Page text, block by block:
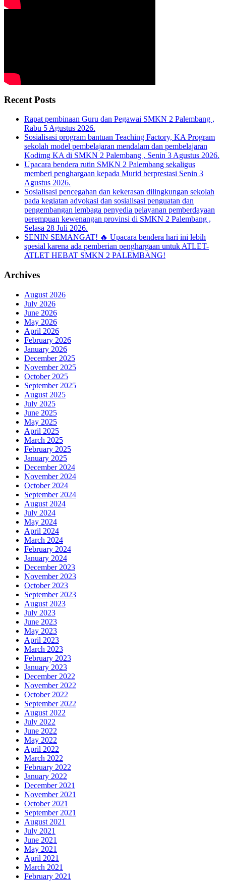
Recent Posts
Rapat pembinaan Guru dan Pegawai SMKN 2 Palembang ,
Rabu 5 Agustus 2026.
Sosialisasi program bantuan Teaching Factory, KA Program
sekolah model pembelajaran mendalam dan pembelajaran
Kodimg KA di SMKN 2 Palembang , Senin 3 Agustus 2026.
Upacara bendera rutin SMKN 2 Palembang sekaligus
memberi penghargaan kepada Murid berprestasi Senin 3
Agustus 2026.
Sosialisasi pencegahan dan kekerasan dilingkungan sekolah
pada kegiatan advokasi dan sosialisasi penguatan dan
pengembangan lembaga penyedia pelayanan pemberdayaan
perempuan kewenangan provinsi di SMKN 2 Palembang ,
Selasa 28 Juli 2026.
SENIN SEMANGAT! 🔥 Upacara bendera hari ini lebih
spesial karena ada pemberian penghargaan untuk ATLET-
ATLET HEBAT SMKN 2 PALEMBANG!
Archives
August 2026
July 2026
June 2026
May 2026
April 2026
February 2026
January 2026
December 2025
November 2025
October 2025
September 2025
August 2025
July 2025
June 2025
May 2025
April 2025
March 2025
February 2025
January 2025
December 2024
November 2024
October 2024
September 2024
August 2024
July 2024
May 2024
April 2024
March 2024
February 2024
January 2024
December 2023
November 2023
October 2023
September 2023
August 2023
July 2023
June 2023
May 2023
April 2023
March 2023
February 2023
January 2023
December 2022
November 2022
October 2022
September 2022
August 2022
July 2022
June 2022
May 2022
April 2022
March 2022
February 2022
January 2022
December 2021
November 2021
October 2021
September 2021
August 2021
July 2021
June 2021
May 2021
April 2021
March 2021
February 2021